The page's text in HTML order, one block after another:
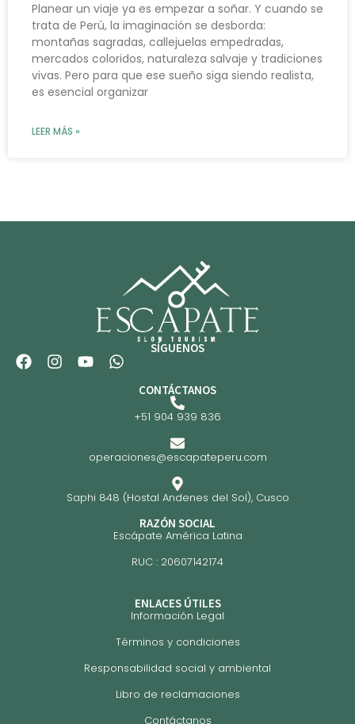
Planear un viaje ya es empezar a soñar. Y cuando se
trata de Perú, la imaginación se desborda:
montañas sagradas, callejuelas empedradas,
mercados coloridos, naturaleza salvaje y tradiciones
vivas. Pero para que ese sueño siga siendo realista,
es esencial organizar
LEER MÁS »
SÍGUENOS
CONTÁCTANOS
+51 904 939 836
operaciones@escapateperu.com
Saphi 848 (Hostal Andenes del Sol), Cusco
RAZÓN SOCIAL
Escápate América Latina
RUC : 20607142174
ENLACES ÚTILES
Información Legal
Términos y condiciones
Responsabilidad social y ambiental
Libro de reclamaciones
Contáctanos